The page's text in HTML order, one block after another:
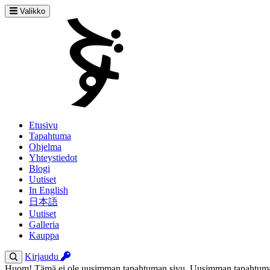
Valikko
Etusivu
Tapahtuma
Ohjelma
Yhteystiedot
Blogi
Uutiset
In English
日本語
Uutiset
Galleria
Kauppa
Kirjaudu